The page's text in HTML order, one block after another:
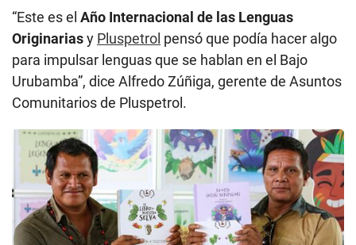
“Este es el Año Internacional de las Lenguas
Originariasy Pluspetrol pensó que podía hacer algo
para impulsar lenguas que se hablan en el Bajo
Urubamba”, dice Alfredo Zúñiga, gerente de Asuntos
Comunitarios de Pluspetrol.